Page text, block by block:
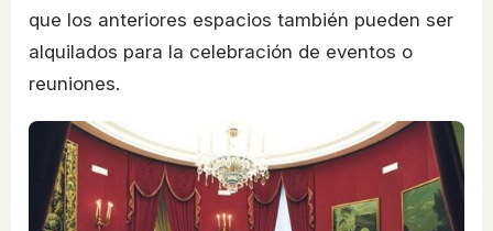
que los anteriores espacios también pueden ser
alquilados para la celebración de eventos o
reuniones.